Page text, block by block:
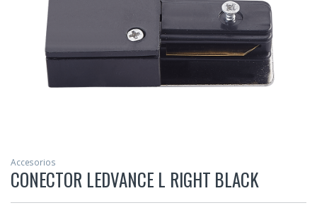
Accesorios
CONECTOR LEDVANCE L RIGHT BLACK